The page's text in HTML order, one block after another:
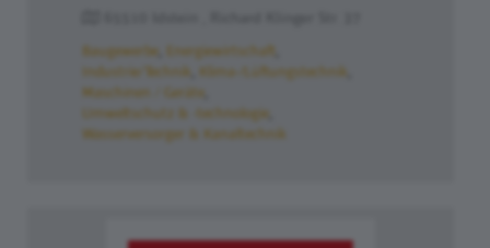
Baugewerbe
Energiewirtschaft
Industrie/Technik Klima-/Lüftungstechnik
Maschinen / Geräte
Umweltschutz & -technologie
Wasserversorger & Kanaltechnik